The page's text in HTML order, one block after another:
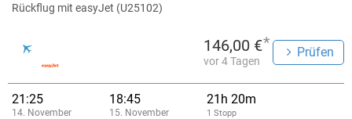
Rückflug mit easyJet (U25102)
146,00 €*
vor 4 Tagen
Prüfen
21:25
14. November
18:45
15. November
21h 20m
1 Stopp